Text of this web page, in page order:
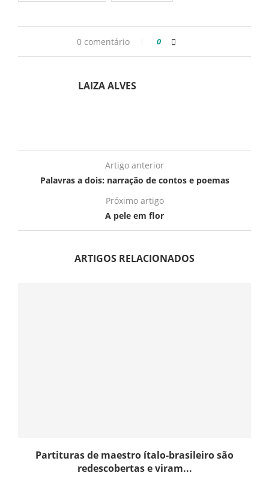
0 comentário 0
LAIZA ALVES
Artigo anterior
Palavras a dois: narração de contos e poemas
Próximo artigo
A pele em flor
ARTIGOS RELACIONADOS
Partituras de maestro ítalo-brasileiro são
redescobertas e viram...